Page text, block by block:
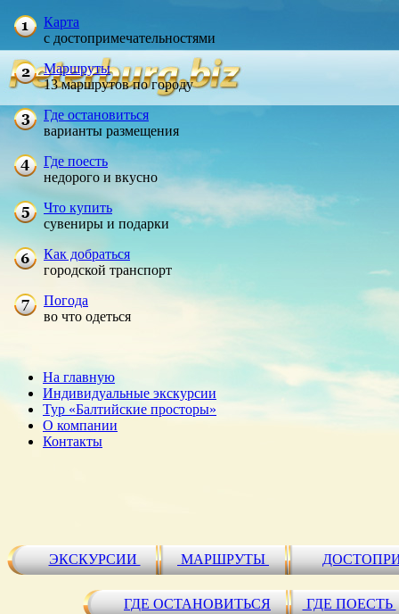
Карта
с достопримечательностями
Маршруты
13 маршрутов по городу
Где остановиться
варианты размещения
Где поесть
недорого и вкусно
Что купить
сувениры и подарки
Как добраться
городской транспорт
Погода
во что одеться
На главную
Индивидуальные экскурсии
Тур «Балтийские просторы»
О компании
Контакты
ЭКСКУРСИИ МАРШРУТЫ
ГДЕ ОСТАНОВИТЬСЯ ГДЕ ПОЕСТЬ